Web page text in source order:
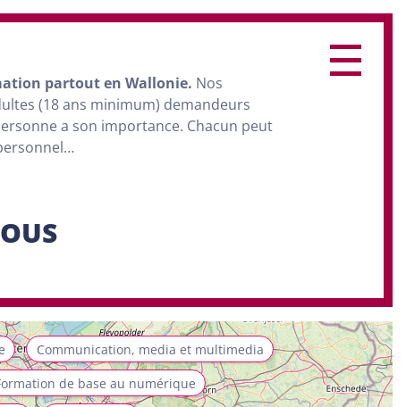
partout en Wallonie. Nos
(18 ans minimum) demandeurs
a son importance. Chacun peut
Communication, media et multimedia
de base au numérique